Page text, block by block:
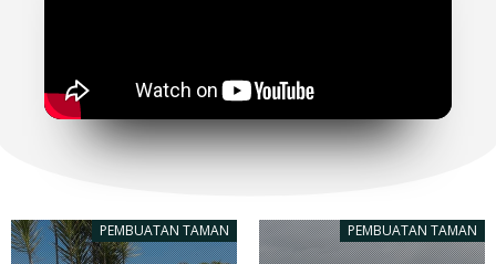
PEMBUATAN TAMAN PEMBUATAN TAMAN